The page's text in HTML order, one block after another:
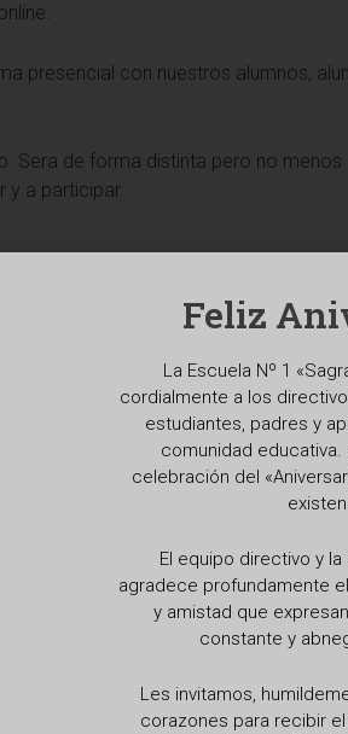
presencial con nuestros alumnos,
Sera de forma distinta pero no menos
y a participar.
Feliz
La Escuela Nº 1
cordialmente a los
estudiantes, padres y
comunidad educativa.
celebración del
El equipo directivo y
agradece profundamente
y amistad que
constante y
Les invitamos,
corazones para recibir